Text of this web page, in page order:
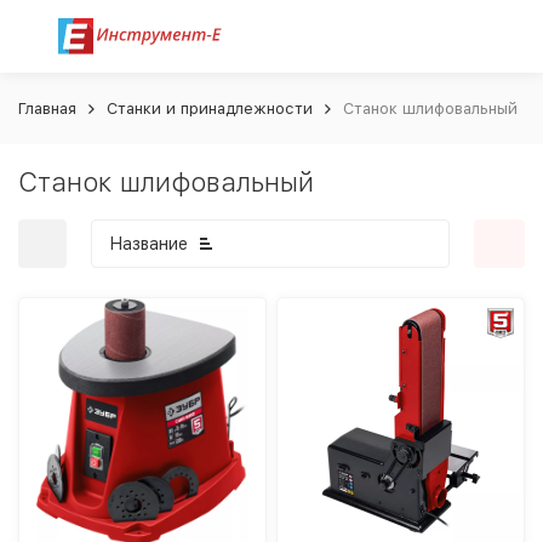
Главная Станки и принадлежности Станок шлифовальный
Станок шлифовальный
Название
покупателей